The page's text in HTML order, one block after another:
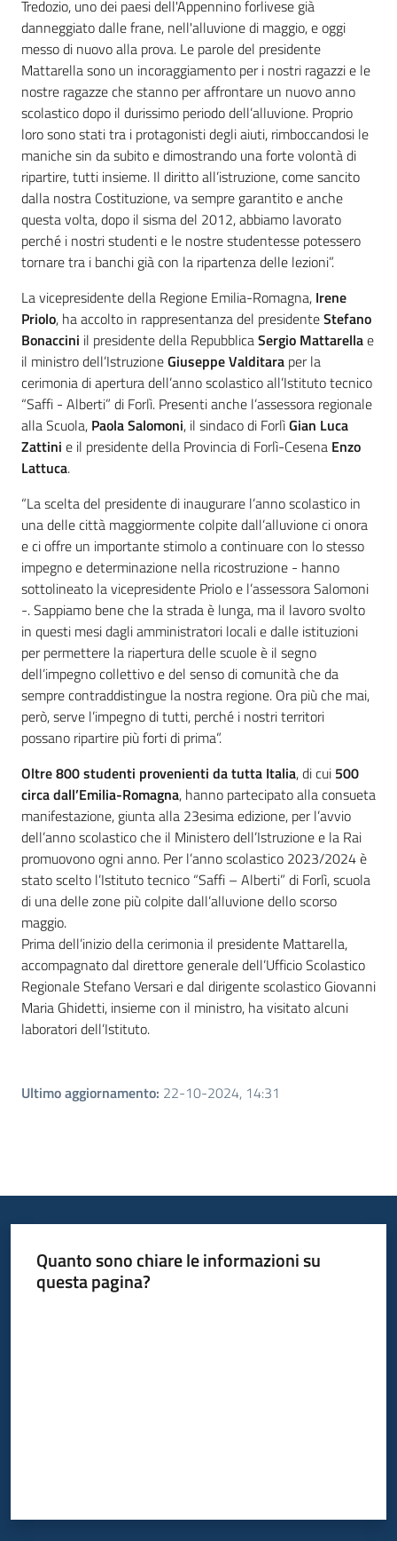
Tredozio, uno dei paesi dell'Appennino forlivese già
danneggiato dalle frane, nell'alluvione di maggio, e oggi
messo di nuovo alla prova. Le parole del presidente
Mattarella sono un incoraggiamento per i nostri ragazzi e le
nostre ragazze che stanno per affrontare un nuovo anno
scolastico dopo il durissimo periodo dell’alluvione. Proprio
loro sono stati tra i protagonisti degli aiuti, rimboccandosi le
maniche sin da subito e dimostrando una forte volontà di
ripartire, tutti insieme. Il diritto all’istruzione, come sancito
dalla nostra Costituzione, va sempre garantito e anche
questa volta, dopo il sisma del 2012, abbiamo lavorato
perché i nostri studenti e le nostre studentesse potessero
tornare tra i banchi già con la ripartenza delle lezioni”.
La vicepresidente della Regione Emilia-Romagna, Irene
Priolo, ha accolto in rappresentanza del presidenteStefano
Bonaccini il presidente della RepubblicaSergio Mattarellae
il ministro dell’IstruzioneGiuseppe Valditara per la
cerimonia di apertura dell’anno scolastico all’Istituto tecnico
“Saffi - Alberti” di Forlì. Presenti anche l’assessora regionale
alla Scuola, Paola Salomoni, il sindaco di ForlìGian Luca
Zattini e il presidente della Provincia di Forlì-Cesena Enzo
Lattuca.
“La scelta del presidente di inaugurare l’anno scolastico in
una delle città maggiormente colpite dall’alluvione ci onora
e ci offre un importante stimolo a continuare con lo stesso
impegno e determinazione nella ricostruzione - hanno
sottolineato la vicepresidente Priolo e l’assessora Salomoni
-. Sappiamo bene che la strada è lunga, ma il lavoro svolto
in questi mesi dagli amministratori locali e dalle istituzioni
per permettere la riapertura delle scuole è il segno
dell’impegno collettivo e del senso di comunità che da
sempre contraddistingue la nostra regione. Ora più che mai,
però, serve l’impegno di tutti, perché i nostri territori
possano ripartire più forti di prima”.
Oltre 800 studenti provenienti da tutta Italia, di cui 500
circa dall’Emilia-Romagna, hanno partecipato alla consueta
manifestazione, giunta alla 23esima edizione, per l’avvio
dell’anno scolastico che il Ministero dell’Istruzione e la Rai
promuovono ogni anno. Per l’anno scolastico 2023/2024 è
stato scelto l’Istituto tecnico “Saffi – Alberti” di Forlì, scuola
di una delle zone più colpite dall’alluvione dello scorso
maggio.
Prima dell’inizio della cerimonia il presidente Mattarella,
accompagnato dal direttore generale dell’Ufficio Scolastico
Regionale Stefano Versari e dal dirigente scolastico Giovanni
Maria Ghidetti, insieme con il ministro, ha visitato alcuni
laboratori dell’Istituto.
Ultimo aggiornamento: 22-10-2024, 14:31
Quanto sono chiare le informazioni su
questa pagina?